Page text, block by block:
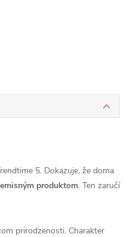
5. Dokazuje, že doma
produktom. Ten zaručí
prirodzenosti. Charakter